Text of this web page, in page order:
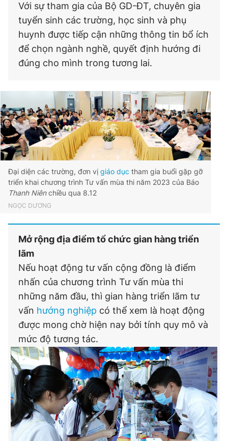
Với sự tham gia của Bộ GD-ĐT, chuyên gia
tuyển sinh các trường, học sinh và phụ
huynh được tiếp cận những thông tin bổ ích
để chọn ngành nghề, quyết định hướng đi
đúng cho mình trong tương lai.
Đại diện các trường, đơn vị giáo dục tham gia buổi gặp gỡ
triển khai chương trình Tư vấn mùa thi năm 2023 của Báo
Thanh Niênchiều qua 8.12
NGỌC DƯƠNG
Mở rộng địa điểm tổ chức gian hàng triển
lãm
Nếu hoạt động tư vấn cộng đồng là điểm
nhấn của chương trình Tư vấn mùa thi
những năm đầu, thì gian hàng triển lãm tư
vấn hướng nghiệp có thể xem là hoạt động
được mong chờ hiện nay bởi tính quy mô và
mức độ tương tác.